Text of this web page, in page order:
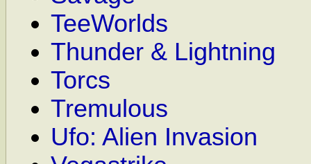
TeeWorlds
Thunder & Lightning
Torcs
Tremulous
Ufo: Alien Invasion